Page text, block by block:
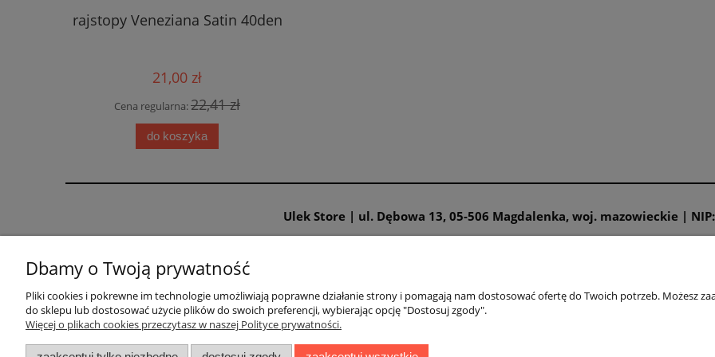
rajstopy Veneziana Satin 40den
21,00 zł
Cena regularna:22,41 zł
do koszyka
Ulek Store | ul. Dębowa 13, 05-506 Magdalenka, woj. mazowieckie |
Warunki zakupów
Regulamin sklepu
Reklamacje i zwroty
Tabele rozmiarów
tabela rozmiarów Veneziana
tabela rozmiarów Jonathan Aston
Moje konto
Dbamy o Twoją prywatność
Pliki cookies i pokrewne im technologie umożliwiają poprawne działanie strony i pomagają nam dostosować ofertę do Twoich potrzeb. Możesz
do sklepu lub dostosować użycie plików do swoich preferencji, wybierając opcję "Dostosuj zgody".
Więcej o plikach cookies przeczytasz w naszej Polityce prywatności.